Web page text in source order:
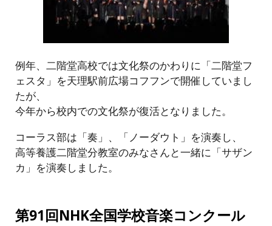
例年、二階堂高校では文化祭のかわりに「二階堂フ
ェスタ」を天理駅前広場コフフンで開催していまし
たが、
今年から校内での文化祭が復活となりました。
コーラス部は「奏」、「ノーダウト」を演奏し、
高等養護二階堂分教室のみなさんと一緒に「サザン
カ」を演奏しました。
第91回NHK全国学校音楽コンクール